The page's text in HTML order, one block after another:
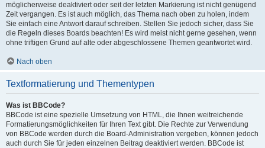
möglicherweise deaktiviert oder seit der letzten Markierung ist nicht genügend
Zeit vergangen. Es ist auch möglich, das Thema nach oben zu holen, indem
Sie einfach eine Antwort darauf schreiben. Stellen Sie jedoch sicher, dass Sie
die Regeln dieses Boards beachten! Es wird meist nicht gerne gesehen, wenn
ohne triftigen Grund auf alte oder abgeschlossene Themen geantwortet wird.
Nach oben
Textformatierung und Thementypen
Was ist BBCode?
BBCode ist eine spezielle Umsetzung von HTML, die Ihnen weitreichende
Formatierungsmöglichkeiten für Ihren Text gibt. Die Rechte zur Verwendung
von BBCode werden durch die Board-Administration vergeben, können jedoch
auch durch Sie für jeden einzelnen Beitrag deaktiviert werden. BBCode ist